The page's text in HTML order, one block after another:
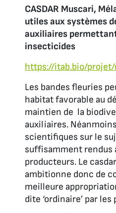
CASDAR Muscari,
utiles aux systèmes
auxiliaires
insecticides
https://itab.bio/
Les bandes fleuries
habitat favorable au
maintien de la
auxiliaires.
scientifiques sur le
suffisamment rendus
producteurs. Le
ambitionne donc de
meilleure
dite ‘ordinaire’ par